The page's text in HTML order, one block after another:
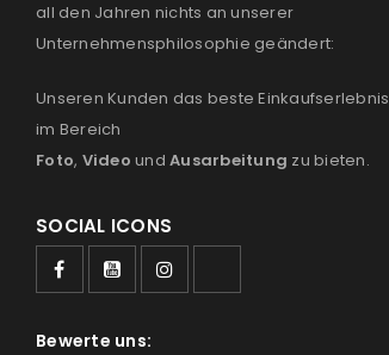
all den Jahren nichts an unserer
Unternehmensphilosophie geändert:
Unseren Kunden das beste Einkaufserlebnis
im Bereich
Foto, Video und Ausarbeitung zu bieten.
SOCIAL ICONS
Bewerte uns: